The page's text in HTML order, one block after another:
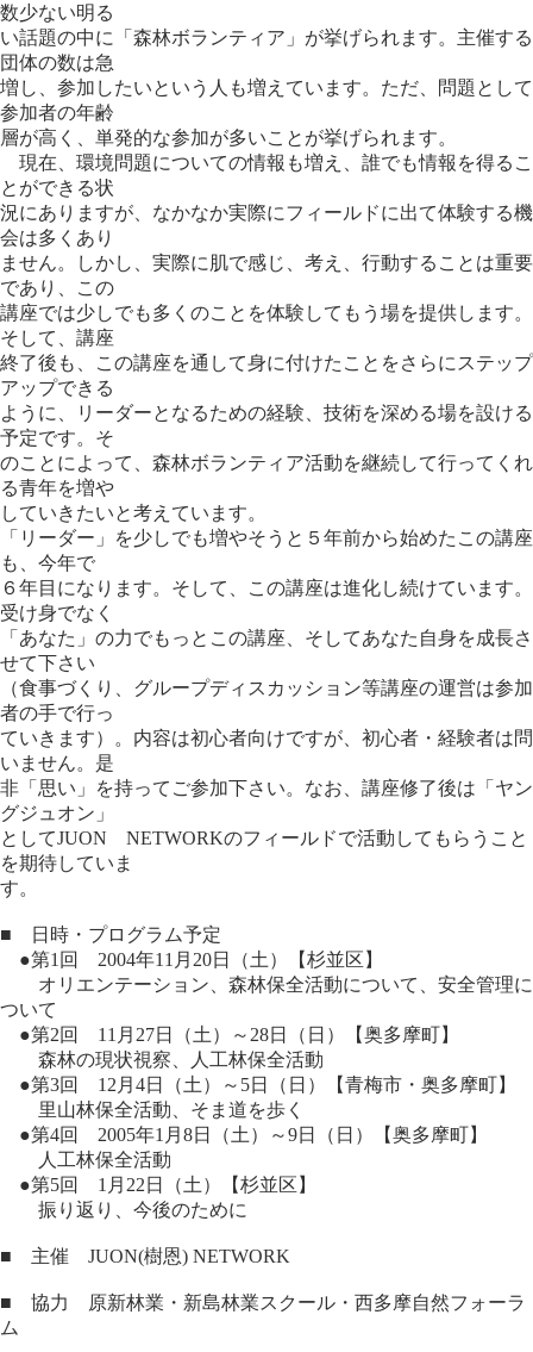
数少ない明る
い話題の中に「森林ボランティア」が挙げられます。主催する
団体の数は急
増し、参加したいという人も増えています。ただ、問題として
参加者の年齢
層が高く、単発的な参加が多いことが挙げられます。
現在、環境問題についての情報も増え、誰でも情報を得るこ
とができる状
況にありますが、なかなか実際にフィールドに出て体験する機
会は多くあり
ません。しかし、実際に肌で感じ、考え、行動することは重要
であり、この
講座では少しでも多くのことを体験してもう場を提供します。
そして、講座
終了後も、この講座を通して身に付けたことをさらにステップ
アップできる
ように、リーダーとなるための経験、技術を深める場を設ける
予定です。そ
のことによって、森林ボランティア活動を継続して行ってくれ
る青年を増や
していきたいと考えています。
「リーダー」を少しでも増やそうと５年前から始めたこの講座
も、今年で
６年目になります。そして、この講座は進化し続けています。
受け身でなく
「あなた」の力でもっとこの講座、そしてあなた自身を成長さ
せて下さい
（食事づくり、グループディスカッション等講座の運営は参加
者の手で行っ
ていきます）。内容は初心者向けですが、初心者・経験者は問
いません。是
非「思い」を持ってご参加下さい。なお、講座修了後は「ヤン
グジュオン」
としてJUON NETWORKのフィールドで活動してもらうこと
を期待していま
す。
■ 日時・プログラム予定
●第1回 2004年11月20日（土）【杉並区】
オリエンテーション、森林保全活動について、安全管理に
ついて
●第2回 11月27日（土）～28日（日）【奥多摩町】
森林の現状視察、人工林保全活動
●第3回 12月4日（土）～5日（日）【青梅市・奥多摩町】
里山林保全活動、そま道を歩く
●第4回 2005年1月8日（土）～9日（日）【奥多摩町】
人工林保全活動
●第5回 1月22日（土）【杉並区】
振り返り、今後のために
■ 主催 JUON(樹恩) NETWORK
■ 協力 原新林業・新島林業スクール・西多摩自然フォーラ
ム